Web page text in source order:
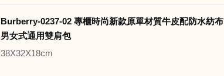
Burberry-0237-02 專櫃時尚新款原單材質牛皮配防水紡布
男女式通用雙肩包
38X32X18cm